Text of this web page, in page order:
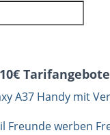
Tarifangebote